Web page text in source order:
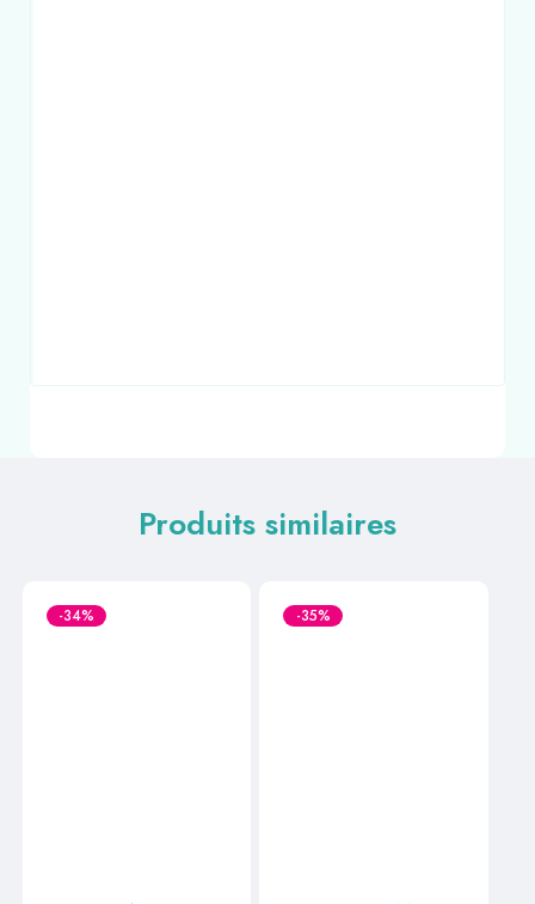
Produits similaires
-34% -35%